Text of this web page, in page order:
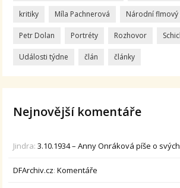
kritiky Míla Pachnerová Národní flmový
Petr Dolan Portréty Rozhovor
Události týdne člán články
Nejnovější komentáře
Jindra:3.10.1934 – Anny Onráková píše o
DFArchiv.cz:Komentáře